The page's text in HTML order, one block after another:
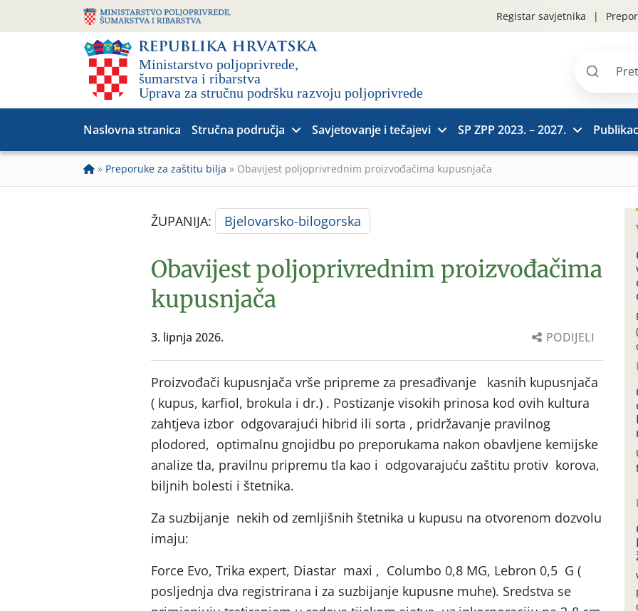
Registar savjetnika
Pretraži
Naslovna stranica Stručna područja Savjetovanje i tečajevi SP ZPP 2023. – 2027.
» Preporuke za zaštitu bilja » Obavijest poljoprivrednim proizvođačima kupusnjača
ŽUPANIJA: Bjelovarsko-bilogorska
Obavijest poljoprivrednim proizvođačima
kupusnjača
3. lipnja 2026. PODIJELI
Proizvođači kupusnjača vrše pripreme za presađivanje kasnih kupusnjača
( kupus, karfiol, brokula i dr.) . Postizanje visokih prinosa kod ovih kultura
zahtjeva izbor odgovarajući hibrid ili sorta , pridržavanje pravilnog
plodored, optimalnu gnojidbu po preporukama nakon obavljene kemijske
analize tla, pravilnu pripremu tla kao i odgovarajuću zaštitu protiv korova,
biljnih bolesti i štetnika.
Za suzbijanje nekih od zemljišnih štetnika u kupusu na otvorenom dozvolu
imaju:
Force Evo, Trika expert, Diastar maxi , Columbo 0,8 MG, Lebron 0,5 G (
posljednja dva registrirana i za suzbijanje kupusne muhe). Sredstva se